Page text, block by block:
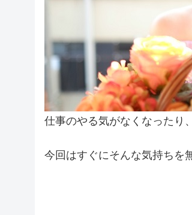
仕事のやる気がなくなったり
今回はすぐにそんな気持ちを